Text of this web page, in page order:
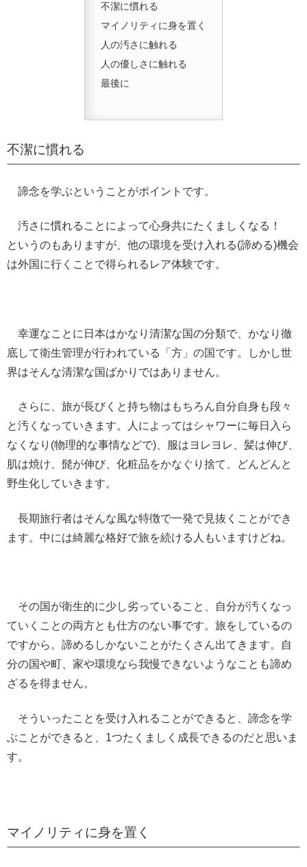
不潔に慣れる
マイノリティに身を置く
人の汚さに触れる
人の優しさに触れる
最後に
不潔に慣れる
諦念を学ぶということがポイントです。
汚さに慣れることによって心身共にたくましくなる！
というのもありますが、他の環境を受け入れる(諦める)機会
は外国に行くことで得られるレア体験です。
幸運なことに日本はかなり清潔な国の分類で、かなり徹
底して衛生管理が行われている「方」の国です。しかし世
界はそんな清潔な国ばかりではありません。
さらに、旅が長びくと持ち物はもちろん自分自身も段々
と汚くなっていきます。人によってはシャワーに毎日入ら
なくなり(物理的な事情などで)、服はヨレヨレ、髪は伸び、
肌は焼け、髭が伸び、化粧品をかなぐり捨て、どんどんと
野生化していきます。
長期旅行者はそんな風な特徴で一発で見抜くことができ
ます。中には綺麗な格好で旅を続ける人もいますけどね。
その国が衛生的に少し劣っていること、自分が汚くなっ
ていくことの両方とも仕方のない事です。旅をしているの
ですから。諦めるしかないことがたくさん出てきます。自
分の国や町、家や環境なら我慢できないようなことも諦め
ざるを得ません。
そういったことを受け入れることができると、諦念を学
ぶことができると、1つたくましく成長できるのだと思いま
す。
マイノリティに身を置く